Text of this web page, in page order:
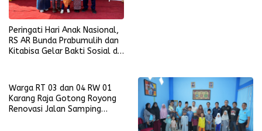
Peringati Hari Anak Nasional,
RS AR Bunda Prabumulih dan
Kitabisa Gelar Bakti Sosial di
Warga RT 03 dan 04 RW 01
Karang Raja Gotong Royong
Renovasi Jalan Samping